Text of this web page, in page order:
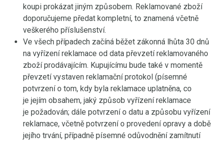
koupi prokázat jiným způsobem. Reklamované zboží
doporučujeme předat kompletní, to znamená včetně
veškerého příslušenství.
Ve všech případech začíná běžet zákonná lhůta 30 dnů
na vyřízení reklamace od data převzetí reklamovaného
zboží prodávajícím. Kupujícímu bude také v momentě
převzetí vystaven reklamační protokol (písemné
potvrzení o tom, kdy byla reklamace uplatněna, co
je jejím obsahem, jaký způsob vyřízení reklamace
je požadován; dále potvrzení o datu a způsobu vyřízení
reklamace, včetně potvrzení o provedení opravy a době
jejího trvání, případně písemné odůvodnění zamítnutí